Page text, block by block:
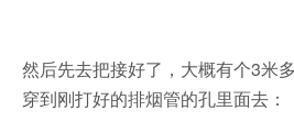
然后先去把接好了，大概有个3米
穿到刚打好的排烟管的孔里面去：